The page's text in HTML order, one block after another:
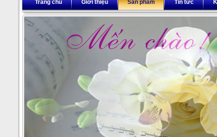
Trang chủ Giới thiệu Sản phẩm Tin tức